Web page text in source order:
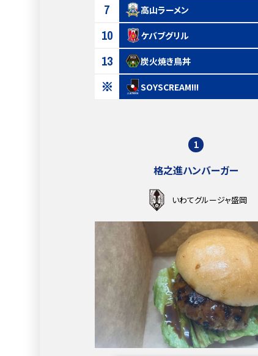
7 高山ラーメン
10 ケバブグリル
13 炭火焼き鳥丼
※ SOYSCREAM!!!
1
格之進ハンバーガー
いわてグルージャ盛岡